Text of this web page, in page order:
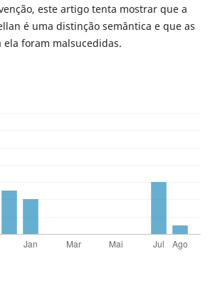
este artigo tenta mostrar que a
é uma distinção semântica e que as
foram malsucedidas.